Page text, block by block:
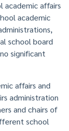
academic affairs
academic
school board
significant
affairs and
administration
and chairs of
school